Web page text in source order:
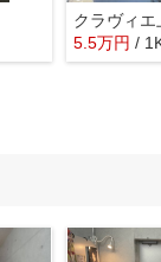
クラヴィエ
5.5万円 /